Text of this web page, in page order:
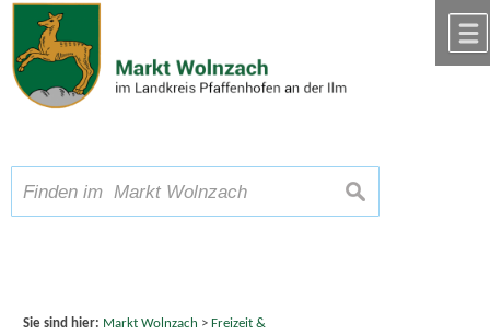
Zum Inhalt,zur Navigation
Schriftgröße A A A suchen
Sie sind hier: Markt Wolnzach > Freizeit &